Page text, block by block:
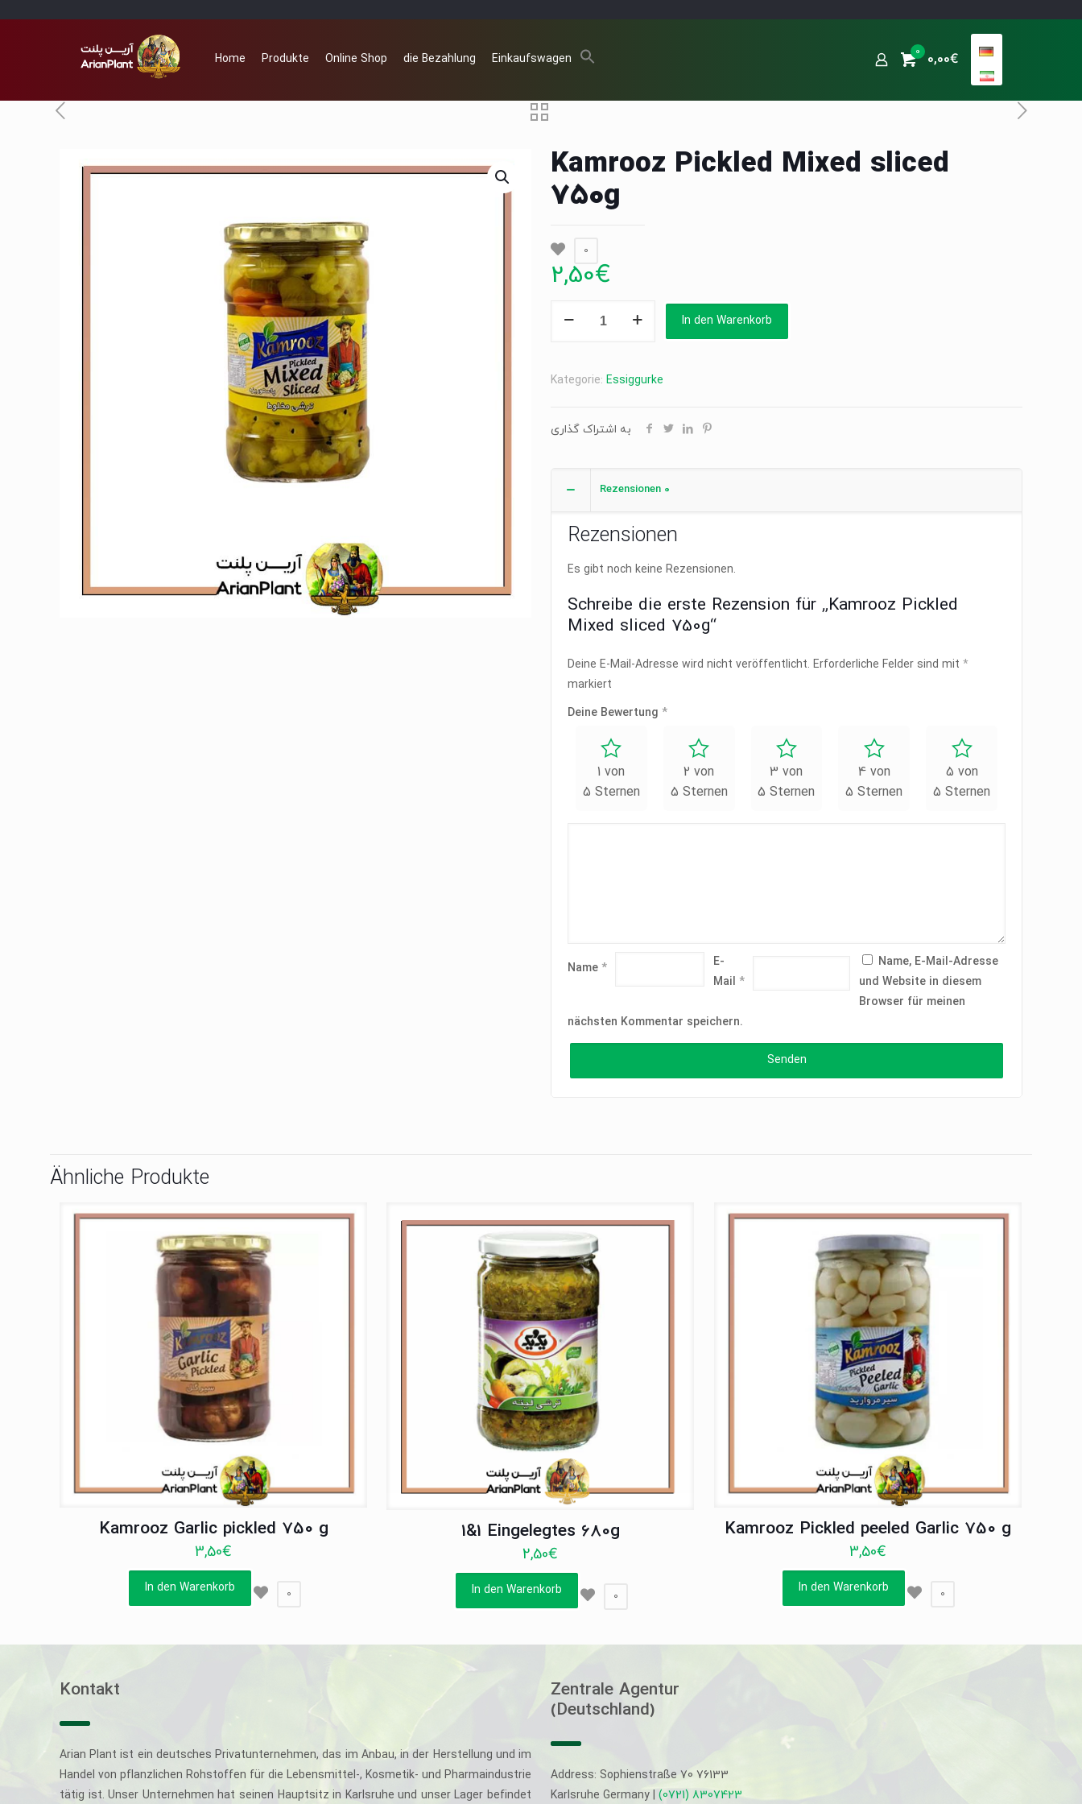
Home Produkte Online Shop die Bezahlung Einkaufswagen 0 0,00€
Kamrooz Pickled Mixed sliced
750g
0
2,50€
750g
In den Warenkorb
Kategorie: Essiggurke
به اشتراک گذاری
Rezensionen 0
Rezensionen
Es gibt noch keine Rezensionen.
Schreibe die erste Rezension für „Kamrooz Pickled
Mixed sliced 750g“
Deine E-Mail-Adresse wird nicht veröffentlicht. Erforderliche Felder sind mit *
markiert
Deine Bewertung *
1 von
5 Sternen
2 von
5 Sternen
3 von
5 Sternen
4 von
5 Sternen
5 von
5 Sternen
Name *
E-
Mail*
Name, E-Mail-Adresse
und Website in diesem
Browser für meinen
nächsten Kommentar speichern.
Ähnliche Produkte
Kamrooz Garlic pickled 750 g
3,50€
In den Warenkorb 0
1&1 Eingelegtes 680g
2,50€
In den Warenkorb 0
Kamrooz Pickled peeled Garlic 750 g
3,50€
In den Warenkorb 0
Kontakt
Arian Plant ist ein deutsches Privatunternehmen, das im Anbau, in der Herstellung und im
Handel von pflanzlichen Rohstoffen für die Lebensmittel-, Kosmetik- und Pharmaindustrie
tätig ist. Unser Unternehmen hat seinen Hauptsitz in Karlsruhe und unser Lager befindet
Zentrale Agentur
(Deutschland)
Address: Sophienstraße 70 76133
Karlsruhe Germany | (0721) 8307423